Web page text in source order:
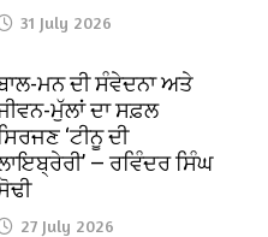
31 July 2026
ਮਨ ਦੀ ਸੰਵੇਦਨਾ ਅਤੇ
ਮੁੱਲਾਂ ਦਾ ਸਫ਼ਲ
‘ਟੀਨੂ ਦੀ
— ਰਵਿੰਦਰ ਸਿੰਘ
27 July 2026